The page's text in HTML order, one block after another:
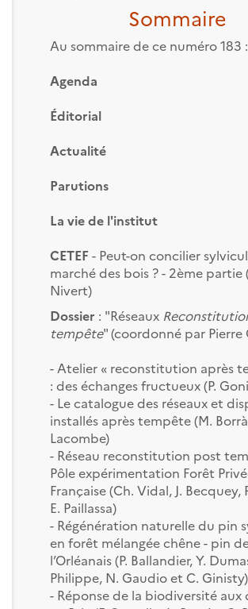
Sommaire
Au sommaire de ce numéro 183 :
Agenda
Éditorial
Actualité
Parutions
La vie de l'institut
CETEF- Peut-on concilier
marché des bois ? - 2ème partie
Nivert)
Dossier : "Réseaux
tempête" (coordonné par Pierre
- Atelier « reconstitution après
: des échanges fructueux (P.
- Le catalogue des réseaux et
installés après tempête (M.
Lacombe)
- Réseau reconstitution post
Pôle expérimentation Forêt
Française (Ch. Vidal, J. Becquey,
E. Paillassa)
- Régénération naturelle du pin
en forêt mélangée chêne - pin
l’Orléanais (P. Ballandier, Y.
Philippe, N. Gaudio et C. Ginisty)
- Réponse de la biodiversité aux